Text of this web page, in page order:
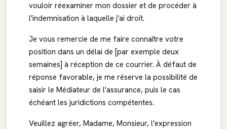
vouloir réexaminer mon dossier et de procéder à
l'indemnisation à laquelle j'ai droit.
Je vous remercie de me faire connaître votre
position dans un délai de [par exemple deux
semaines] à réception de ce courrier. À défaut de
réponse favorable, je me réserve la possibilité de
saisir le Médiateur de l'assurance, puis le cas
échéant les juridictions compétentes.
Veuillez agréer, Madame, Monsieur, l'expression